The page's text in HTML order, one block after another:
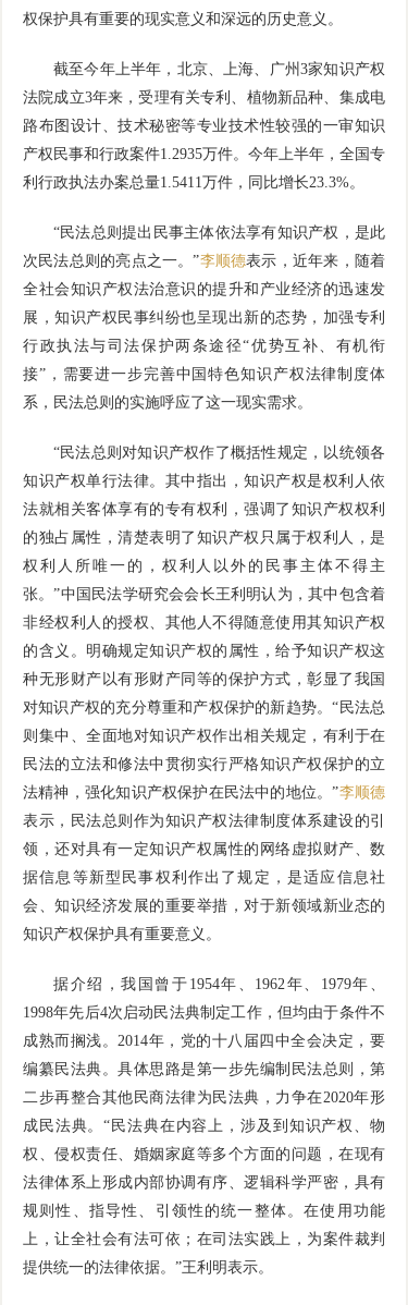
权保护具有重要的现实意义和深远的历史意义。
截至今年上半年，北京、上海、广州3家知识产权
法院成立3年来，受理有关专利、植物新品种、集成电
路布图设计、技术秘密等专业技术性较强的一审知识
产权民事和行政案件1.2935万件。今年上半年，全国专
利行政执法办案总量1.5411万件，同比增长23.3%。
“民法总则提出民事主体依法享有知识产权，是此
次民法总则的亮点之一。”李顺德表示，近年来，随着
全社会知识产权法治意识的提升和产业经济的迅速发
展，知识产权民事纠纷也呈现出新的态势，加强专利
行政执法与司法保护两条途径“优势互补、有机衔
接”，需要进一步完善中国特色知识产权法律制度体
系，民法总则的实施呼应了这一现实需求。
“民法总则对知识产权作了概括性规定，以统领各
知识产权单行法律。其中指出，知识产权是权利人依
法就相关客体享有的专有权利，强调了知识产权权利
的独占属性，清楚表明了知识产权只属于权利人，是
权利人所唯一的，权利人以外的民事主体不得主
张。”中国民法学研究会会长王利明认为，其中包含着
非经权利人的授权、其他人不得随意使用其知识产权
的含义。明确规定知识产权的属性，给予知识产权这
种无形财产以有形财产同等的保护方式，彰显了我国
对知识产权的充分尊重和产权保护的新趋势。“民法总
则集中、全面地对知识产权作出相关规定，有利于在
民法的立法和修法中贯彻实行严格知识产权保护的立
法精神，强化知识产权保护在民法中的地位。”李顺德
表示，民法总则作为知识产权法律制度体系建设的引
领，还对具有一定知识产权属性的网络虚拟财产、数
据信息等新型民事权利作出了规定，是适应信息社
会、知识经济发展的重要举措，对于新领域新业态的
知识产权保护具有重要意义。
据介绍，我国曾于1954年、1962年、1979年、
1998年先后4次启动民法典制定工作，但均由于条件不
成熟而搁浅。2014年，党的十八届四中全会决定，要
编纂民法典。具体思路是第一步先编制民法总则，第
二步再整合其他民商法律为民法典，力争在2020年形
成民法典。“民法典在内容上，涉及到知识产权、物
权、侵权责任、婚姻家庭等多个方面的问题，在现有
法律体系上形成内部协调有序、逻辑科学严密，具有
规则性、指导性、引领性的统一整体。在使用功能
上，让全社会有法可依；在司法实践上，为案件裁判
提供统一的法律依据。”王利明表示。